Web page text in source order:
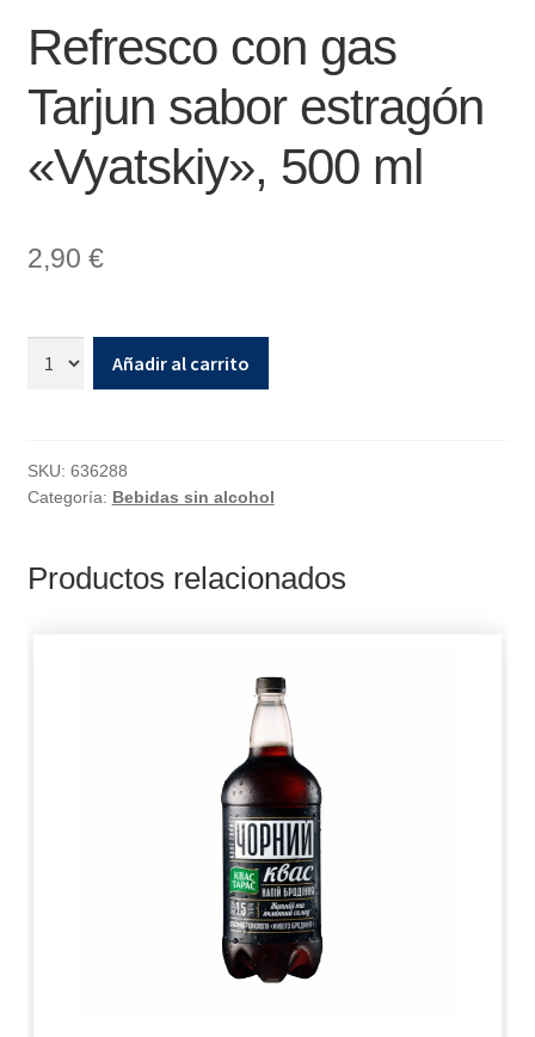
Refresco con gas
Tarjun sabor estragón
«Vyatskiy», 500 ml
2,90 €
Añadir al carrito
SKU: 636288
Categoría: Bebidas sin alcohol
Productos relacionados